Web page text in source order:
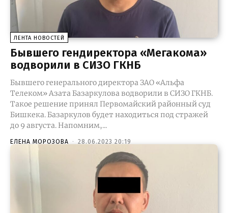
ЛЕНТА НОВОСТЕЙ
Бывшего гендиректора «Мегакома»
водворили в СИЗО ГКНБ
Бывшего генерального директора ЗАО «Альфа
Телеком» Азата Базаркулова водворили в СИЗО ГКНБ.
Такое решение принял Первомайский районный суд
Бишкека. Базаркулов будет находиться под стражей
до 9 августа. Напомним,...
ЕЛЕНА МОРОЗОВА - 28.06.2023 20:19